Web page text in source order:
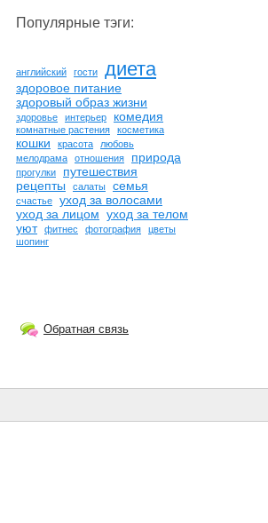
Популярные тэги:
английский гости диета
здоровое питание
здоровый образ жизни
здоровье интерьер комедия
комнатные растения косметика
кошки красота
любовь
мелодрама
отношения природа
прогулки
путешествия
рецепты
салаты семья
счастье
уход за волосами
уход за лицом уход за телом
уют
фитнес фотография
цветы
шопинг
Обратная связь